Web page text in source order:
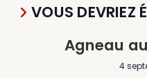
VOUS DEVRIEZ
Agneau
4